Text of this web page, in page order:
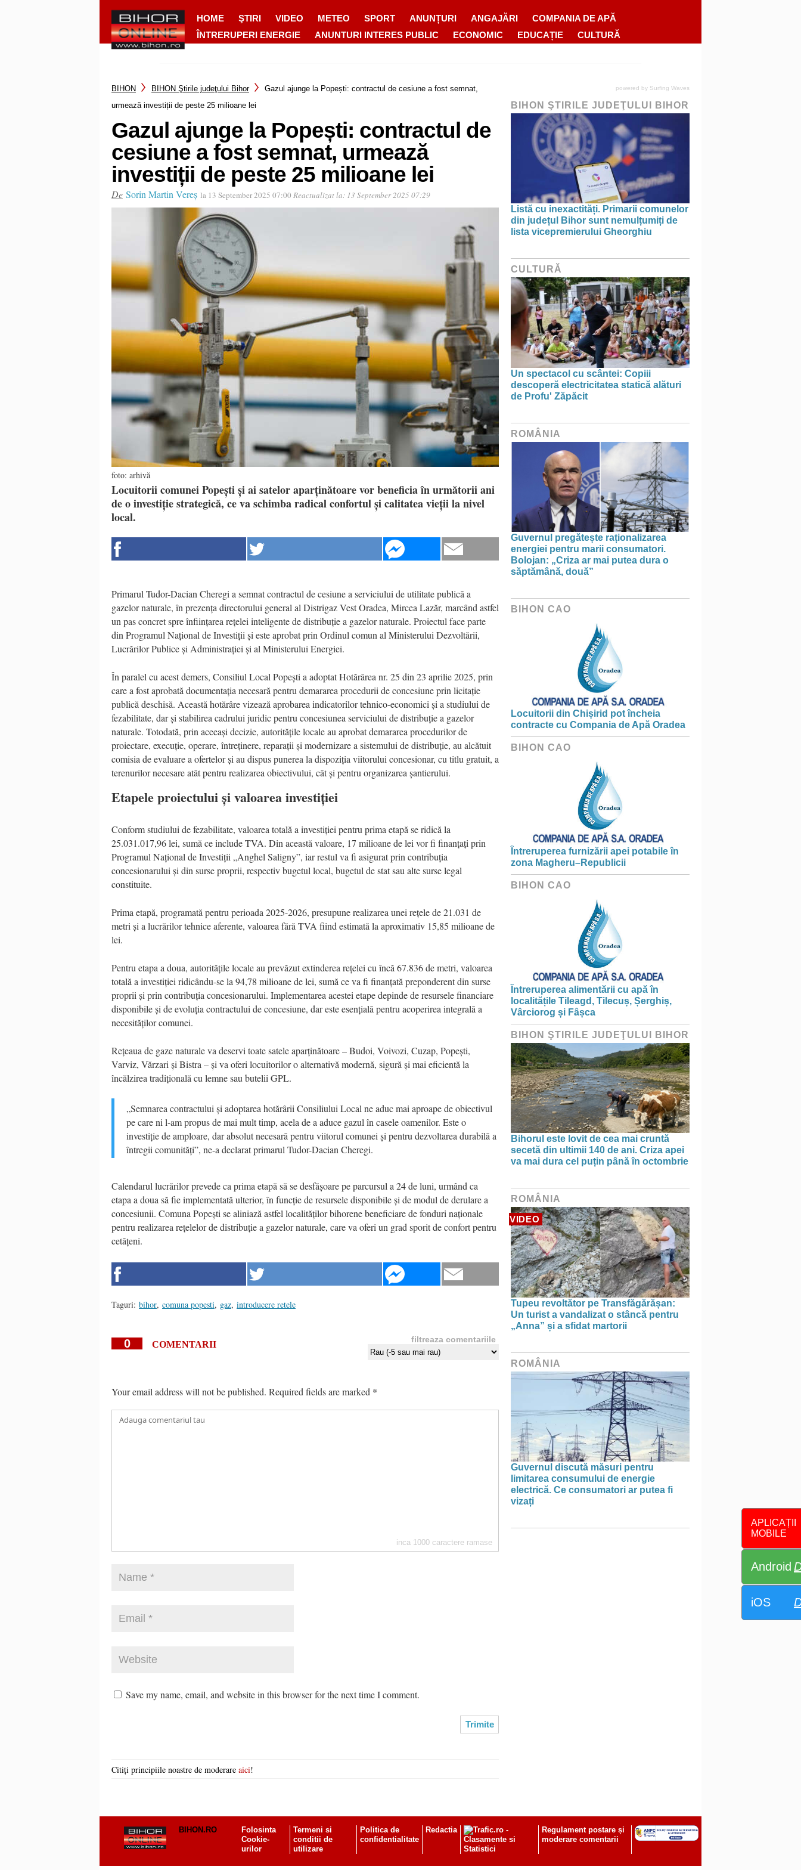
HOME ŞTIRI VIDEO METEO SPORT ANUNȚURI ANGAJĂRI
COMPANIA DE APĂ
ÎNTRERUPERI ENERGIE
ANUNTURI INTERES PUBLIC ECONOMIC EDUCAȚIE CULTURĂ
APLICAȚII
MOBILE
Android
iOS
BIHON BIHON Ştirile judeţului Bihor
Gazul ajunge la Popești: contractul de cesiune a fost semnat,
urmează investiții de peste 25 milioane lei
Gazul ajunge la Popești: contractul de
cesiune a fost semnat, urmează
investiții de peste 25 milioane lei
De Sorin Martin Vereș la 13 September 2025 07:00 Reactualizat la: 13 September 2025 07:29
foto: arhivă
Locuitorii comunei Popești și ai satelor aparținătoare vor beneficia în următorii ani
de o investiție strategică, ce va schimba radical confortul și calitatea vieții la nivel
local.
Primarul Tudor-Dacian Cheregi a semnat contractul de cesiune a serviciului de utilitate publică a
gazelor naturale, în prezența directorului general al Distrigaz Vest Oradea, Mircea Lazăr, marcând astfel
un pas concret spre înființarea rețelei inteligente de distribuție a gazelor naturale. Proiectul face parte
din Programul Național de Investiții și este aprobat prin Ordinul comun al Ministerului Dezvoltării,
Lucrărilor Publice și Administrației și al Ministerului Energiei.
În paralel cu acest demers, Consiliul Local Popești a adoptat Hotărârea nr. 25 din 23 aprilie 2025, prin
care a fost aprobată documentația necesară pentru demararea procedurii de concesiune prin licitație
publică deschisă. Această hotărâre vizează aprobarea indicatorilor tehnico-economici și a studiului de
fezabilitate, dar și stabilirea cadrului juridic pentru concesiunea serviciului de distribuție a gazelor
naturale. Totodată, prin aceeași decizie, autoritățile locale au aprobat demararea procedurilor de
proiectare, execuție, operare, întreținere, reparații și modernizare a sistemului de distribuție, au alcătuit
comisia de evaluare a ofertelor și au dispus punerea la dispoziția viitorului concesionar, cu titlu gratuit, a
terenurilor necesare atât pentru realizarea obiectivului, cât și pentru organizarea șantierului.
Etapele proiectului și valoarea investiției
Conform studiului de fezabilitate, valoarea totală a investiției pentru prima etapă se ridică la
25.031.017,96 lei, sumă ce include TVA. Din această valoare, 17 milioane de lei vor fi finanțați prin
Programul Național de Investiții „Anghel Saligny”, iar restul va fi asigurat prin contribuția
concesionarului și din surse proprii, respectiv bugetul local, bugetul de stat sau alte surse legal
constituite.
Prima etapă, programată pentru perioada 2025-2026, presupune realizarea unei rețele de 21.031 de
metri și a lucrărilor tehnice aferente, valoarea fără TVA fiind estimată la aproximativ 15,85 milioane de
lei.
Pentru etapa a doua, autoritățile locale au prevăzut extinderea rețelei cu încă 67.836 de metri, valoarea
totală a investiției ridicându-se la 94,78 milioane de lei, sumă ce va fi finanțată preponderent din surse
proprii și prin contribuția concesionarului. Implementarea acestei etape depinde de resursele financiare
disponibile și de evoluția contractului de concesiune, dar este esențială pentru acoperirea integrală a
necesităților comunei.
Rețeaua de gaze naturale va deservi toate satele aparținătoare – Budoi, Voivozi, Cuzap, Popești,
Varviz, Vărzari și Bistra – și va oferi locuitorilor o alternativă modernă, sigură și mai eficientă la
încălzirea tradițională cu lemne sau butelii GPL.
„Semnarea contractului și adoptarea hotărârii Consiliului Local ne aduc mai aproape de obiectivul
pe care ni l-am propus de mai mult timp, acela de a aduce gazul în casele oamenilor. Este o
investiție de amploare, dar absolut necesară pentru viitorul comunei și pentru dezvoltarea durabilă a
întregii comunități”, ne-a declarat primarul Tudor-Dacian Cheregi.
Calendarul lucrărilor prevede ca prima etapă să se desfășoare pe parcursul a 24 de luni, urmând ca
etapa a doua să fie implementată ulterior, în funcție de resursele disponibile și de modul de derulare a
concesiunii. Comuna Popești se aliniază astfel localităților bihorene beneficiare de fonduri naționale
pentru realizarea rețelelor de distribuție a gazelor naturale, care va oferi un grad sporit de confort pentru
cetățeni.
Taguri: bihor, comuna popesti, gaz, introducere retele
0 COMENTARII filtreaza comentariile
Your email address will not be published. Required fields are marked *
inca 1000 caractere ramase
Save my name, email, and website in this browser for the next time I comment.
Citiți principiile noastre de moderare aici!
powered by Surfing Waves
BIHON ŞTIRILE JUDEŢULUI BIHOR
Listă cu inexactități. Primarii comunelor
din județul Bihor sunt nemulțumiți de
lista vicepremierului Gheorghiu
CULTURĂ
Un spectacol cu scântei: Copiii
descoperă electricitatea statică alături
de Profu' Zăpăcit
ROMÂNIA
Guvernul pregătește raționalizarea
energiei pentru marii consumatori.
Bolojan: „Criza ar mai putea dura o
săptămână, două”
BIHON CAO
Locuitorii din Chișirid pot încheia
contracte cu Compania de Apă Oradea
BIHON CAO
Întreruperea furnizării apei potabile în
zona Magheru–Republicii
BIHON CAO
Întreruperea alimentării cu apă în
localitățile Tileagd, Tilecuș, Șerghiș,
Vârciorog și Fâșca
BIHON ŞTIRILE JUDEŢULUI BIHOR
Bihorul este lovit de cea mai cruntă
secetă din ultimii 140 de ani. Criza apei
va mai dura cel puțin până în octombrie
ROMÂNIA
VIDEO
Tupeu revoltător pe Transfăgărășan:
Un turist a vandalizat o stâncă pentru
„Anna” și a sfidat martorii
ROMÂNIA
Guvernul discută măsuri pentru
limitarea consumului de energie
electrică. Ce consumatori ar putea fi
vizați
BIHON.RO
Folosinta
Cookie-
urilor
Termeni si
conditii de
utilizare
Politica de
confidentialitate
Redactia
Regulament postare și
moderare comentarii